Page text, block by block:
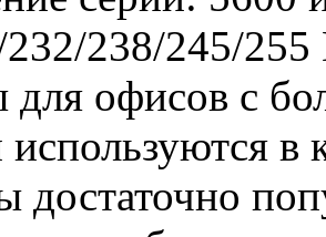
238/245/
для офисов с
в
достаточно